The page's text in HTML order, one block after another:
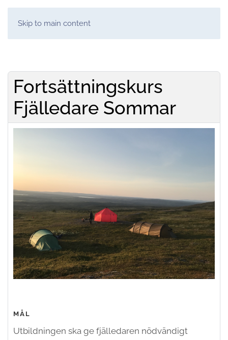
Skip to main content
Fortsättningskurs
Fjälledare Sommar
MÅL
Utbildningen ska ge fjälledaren nödvändigt